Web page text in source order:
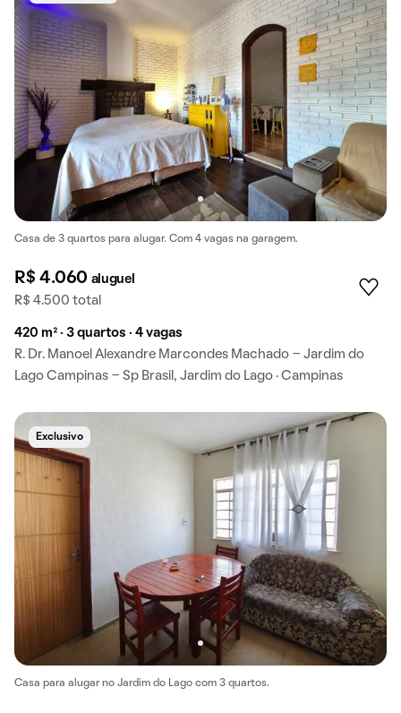
Casa de 3 quartos para alugar. Com 4 vagas na garagem.
R$ 4.060 aluguel
R$ 4.500 total
420 m² · 3 quartos · 4 vagas
R. Dr. Manoel Alexandre Marcondes Machado - Jardim do
Lago Campinas - Sp Brasil, Jardim do Lago · Campinas
Exclusivo
Casa para alugar no Jardim do Lago com 3 quartos.